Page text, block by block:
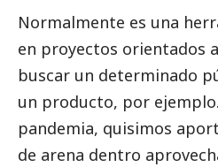
Normalmente es una
en proyectos orientados
buscar un determinado
un producto, por
pandemia, quisimos
de arena dentro